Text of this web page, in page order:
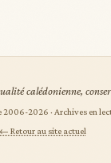
calédonienne,
2006-2026 · Archives en
← Retour au site actuel